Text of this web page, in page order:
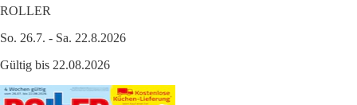
ROLLER
So. 26.7. - Sa. 22.8.2026
Gültig bis 22.08.2026